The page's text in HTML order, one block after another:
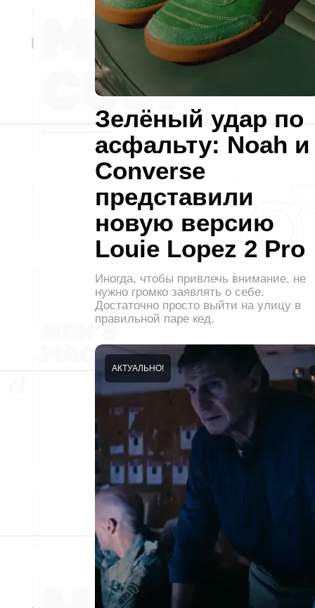
Зелёный удар по
асфальту: Noah и
Converse
представили
новую версию
Louie Lopez 2 Pro
Иногда, чтобы привлечь внимание, не
нужно громко заявлять о себе.
Достаточно просто выйти на улицу в
правильной паре кед.
АКТУАЛЬНО!